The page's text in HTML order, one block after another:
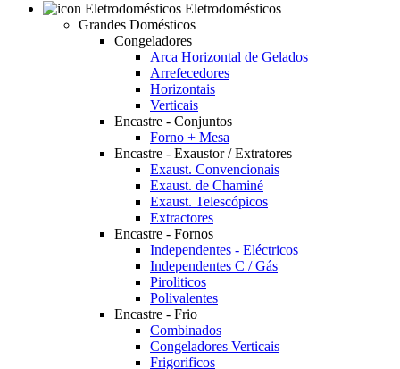
Eletrodomésticos
Grandes Domésticos
Congeladores
Arca Horizontal de Gelados
Arrefecedores
Horizontais
Verticais
Encastre - Conjuntos
Forno + Mesa
Encastre - Exaustor / Extratores
Exaust. Convencionais
Exaust. de Chaminé
Exaust. Telescópicos
Extractores
Encastre - Fornos
Independentes - Eléctricos
Independentes C / Gás
Piroliticos
Polivalentes
Encastre - Frio
Combinados
Congeladores Verticais
Frigorificos